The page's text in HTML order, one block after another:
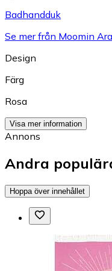
Badhandduk
Se mer från Moomin
Design
Färg
Rosa
Visa mer information
Annons
Andra
Hoppa över innehållet